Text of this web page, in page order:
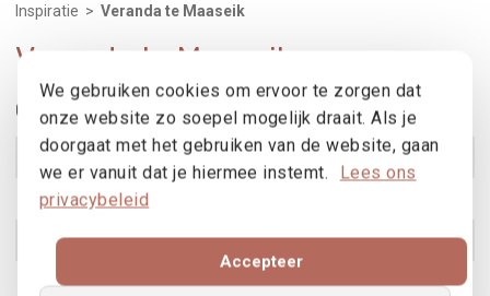
Inspiratie > Veranda te Maaseik
Veranda te Maaseik
Gebruikte producten
B70 - B70TH Bekijk product
SS55
Skyhome glazen daken Bekijk product
Verazur
We gebruiken cookies om ervoor te zorgen dat
onze website zo soepel mogelijk draait. Als je
doorgaat met het gebruiken van de website, gaan
we er vanuit dat je hiermee instemt.
Lees ons
privacybeleid
Accepteer